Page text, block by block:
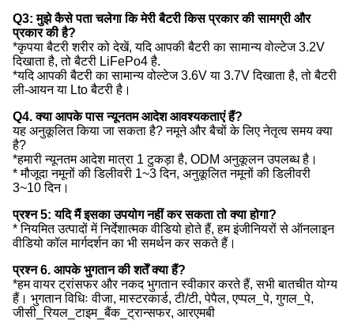
Q3: मुझे कैसे पता चलेगा कि मेरी बैटरी किस प्रकार की सामग्री और
प्रकार की है?
*कृपया बैटरी शरीर को देखें, यदि आपकी बैटरी का सामान्य वोल्टेज 3.2V
दिखाता है, तो बैटरी LiFePo4 है.
*यदि आपकी बैटरी का सामान्य वोल्टेज 3.6V या 3.7V दिखाता है, तो बैटरी
ली-आयन या Lto बैटरी है।
Q4. क्या आपके पास न्यूनतम आदेश आवश्यकताएं हैं?
यह अनुकूलित किया जा सकता है? नमूने और बैचों के लिए नेतृत्व समय क्या
है?
*हमारी न्यूनतम आदेश मात्रा 1 टुकड़ा है, ODM अनुकूलन उपलब्ध है।
* मौजूदा नमूनों की डिलीवरी 1~3 दिन, अनुकूलित नमूनों की डिलीवरी
3~10 दिन।
प्रश्न 5: यदि मैं इसका उपयोग नहीं कर सकता तो क्या होगा?
* नियमित उत्पादों में निर्देशात्मक वीडियो होते हैं, हम इंजीनियरों से ऑनलाइन
वीडियो कॉल मार्गदर्शन का भी समर्थन कर सकते हैं।
प्रश्न 6. आपके भुगतान की शर्तें क्या हैं?
*हम वायर ट्रांसफर और नकद भुगतान स्वीकार करते हैं, सभी बातचीत योग्य
हैं। भुगतान विधिः वीजा, मास्टरकार्ड, टी/टी, पेपैल, एप्पल_पे, गुगल_पे,
जीसी_रियल_टाइम_बैंक_ट्रान्सफर, आरएमबी